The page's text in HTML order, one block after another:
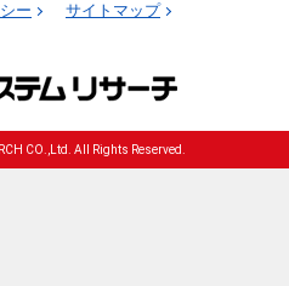
ー サイトマップ
CO.,Ltd. All Rights Reserved.